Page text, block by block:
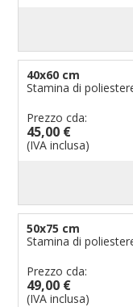
40x60 cm
Stamina di
Prezzo cda:
45,00 €
(IVA inclusa)
50x75 cm
Stamina di
Prezzo cda:
49,00 €
(IVA inclusa)